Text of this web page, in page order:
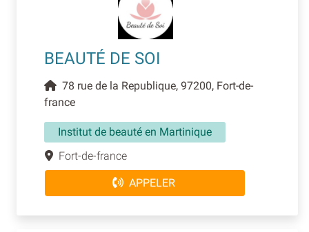
BEAUTÉ DE SOI
78 rue de la Republique, 97200, Fort-de-
france
Institut de beauté en Martinique
Fort-de-france
APPELER